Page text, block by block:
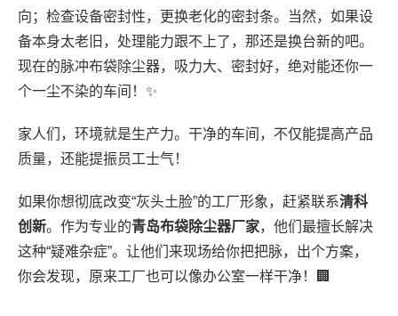
向；检查设备密封性，更换老化的密封条。当然，如果设
备本身太老旧，处理能力跟不上了，那还是换台新的吧。
现在的脉冲布袋除尘器，吸力大、密封好，绝对能还你一
个一尘不染的车间！✨
家人们，环境就是生产力。干净的车间，不仅能提高产品
质量，还能提振员工士气！
如果你想彻底改变“灰头土脸”的工厂形象，赶紧联系清科
创新。作为专业的青岛布袋除尘器厂家，他们最擅长解决
这种“疑难杂症”。让他们来现场给你把把脉，出个方案，
你会发现，原来工厂也可以像办公室一样干净！🏢